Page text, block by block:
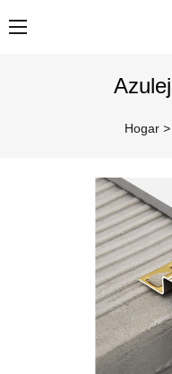
Hogar >